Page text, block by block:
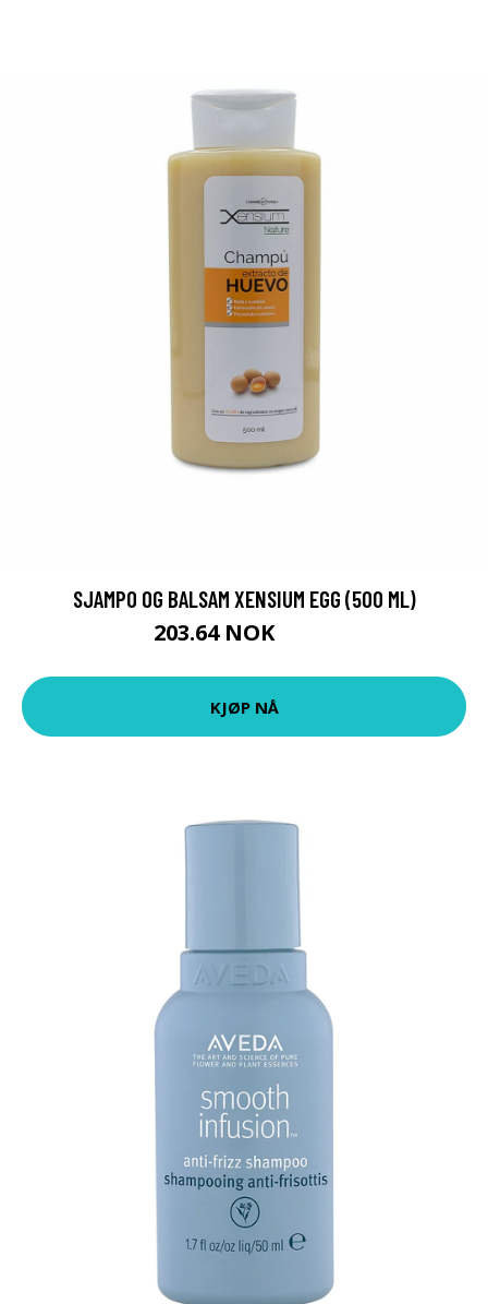
SJAMPO OG BALSAM XENSIUM EGG (500 ML)
203.64 NOK
KJØP NÅ